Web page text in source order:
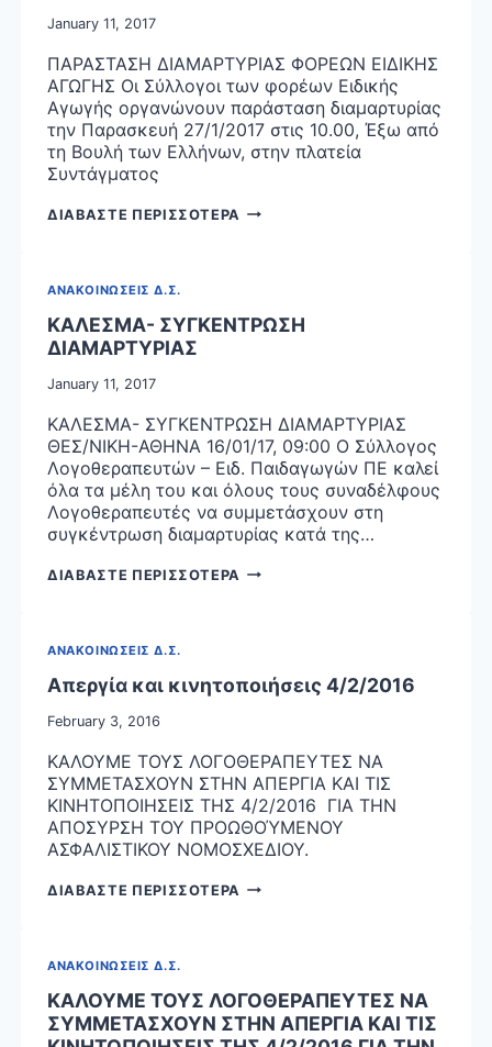
January 11, 2017
ΠΑΡΑΣΤΑΣΗ ΔΙΑΜΑΡΤΥΡΙΑΣ ΦΟΡΕΩΝ ΕΙΔΙΚΗΣ
ΑΓΩΓΗΣ Οι Σύλλογοι των φορέων Ειδικής
Αγωγής οργανώνουν παράσταση διαμαρτυρίας
την Παρασκευή 27/1/2017 στις 10.00, Έξω από
τη Βουλή των Ελλήνων, στην πλατεία
Συντάγματος
ΔΙΑΒΑΣΤΕ ΠΕΡΙΣΣΟΤΕΡΑ ΚΑΛΕΣΜΑ
ΣΤΗΝ
ΑΝΑΚΟΙΝΩΣΕΙΣ Δ.Σ.
ΚΑΛΕΣΜΑ- ΣΥΓΚΕΝΤΡΩΣΗ
ΔΙΑΜΑΡΤΥΡΙΑΣ
January 11, 2017
ΚΑΛΕΣΜΑ- ΣΥΓΚΕΝΤΡΩΣΗ ΔΙΑΜΑΡΤΥΡΙΑΣ
ΘΕΣ/ΝΙΚΗ-ΑΘΗΝΑ 16/01/17, 09:00 Ο Σύλλογος
Λογοθεραπευτών – Ειδ. Παιδαγωγών ΠΕ καλεί
όλα τα μέλη του και όλους τους συναδέλφους
Λογοθεραπευτές να συμμετάσχουν στη
συγκέντρωση διαμαρτυρίας κατά της…
ΔΙΑΒΑΣΤΕ ΠΕΡΙΣΣΟΤΕΡΑ ΚΑΛΕΣΜΑ-
ΑΝΑΚΟΙΝΩΣΕΙΣ Δ.Σ.
Απεργία και κινητοποιήσεις 4/2/2016
February 3, 2016
ΚΑΛΟΥΜΕ ΤΟΥΣ ΛΟΓΟΘΕΡΑΠΕΥΤΕΣ ΝΑ
ΣΥΜΜΕΤΑΣΧΟΥΝ ΣΤΗΝ ΑΠΕΡΓΙΑ ΚΑΙ ΤΙΣ
ΚΙΝΗΤΟΠΟΙΗΣΕΙΣ ΤΗΣ 4/2/2016 ΓΙΑ ΤΗΝ
ΑΠΟΣΥΡΣΗ ΤΟΥ ΠΡΟΩΘΟΎΜΕΝΟΥ
ΑΣΦΑΛΙΣΤΙΚΟΥ ΝΟΜΟΣΧΕΔΙΟΥ.
ΔΙΑΒΑΣΤΕ ΠΕΡΙΣΣΟΤΕΡΑ ΑΠΕΡΓΙΑ
ΑΝΑΚΟΙΝΩΣΕΙΣ Δ.Σ.
ΚΑΛΟΥΜΕ ΤΟΥΣ ΛΟΓΟΘΕΡΑΠΕΥΤΕΣ ΝΑ
ΣΥΜΜΕΤΑΣΧΟΥΝ ΣΤΗΝ ΑΠΕΡΓΙΑ ΚΑΙ ΤΙΣ